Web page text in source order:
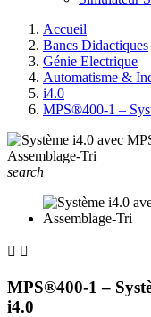
Accueil
Bancs Didactiques
Génie Electrique
Automatisme &
i4.0
MPS®400-1 –
search
 
MPS®400-1 –
i4.0